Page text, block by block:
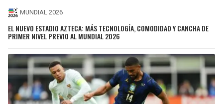
MUNDIAL 2026
EL NUEVO ESTADIO AZTECA: MÁS TECNOLOGÍA, COMODIDAD Y CANCHA DE
PRIMER NIVEL PREVIO AL MUNDIAL 2026